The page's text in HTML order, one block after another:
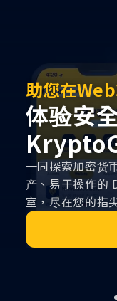
您的区块
启动
全合规
KryptoGO提供
设以及端到端的
的元宇宙梦想事
助您在
体验安
一同探索加密货
产、易于操作的
室，尽在您的指
释放您的
AI 极智
方案
KryptoGO
对点市场应用，
领域所面临的身
大挑战，通过智
Web3+AI 时代